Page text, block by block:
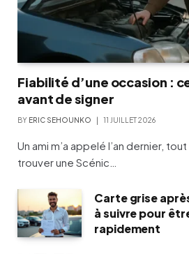
Fiabilité d’une occasion :
avant de signer
BY ERIC SEHOUNKO 11 JUILLET 2026
Un ami m’a appelé l’an dernier,
trouver une Scénic…
Carte grise
à suivre pour
rapidement